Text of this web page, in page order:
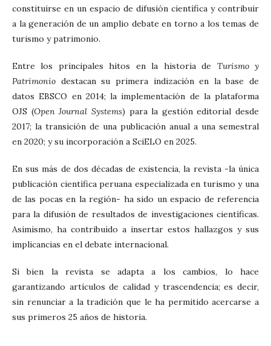
constituirse en un espacio de difusión científica y contribuir
a la generación de un amplio debate en torno a los temas de
turismo y patrimonio.
Entre los principales hitos en la historia de Turismo y
Patrimonio destacan su primera indización en la base de
datos EBSCO en 2014; la implementación de la plataforma
OJS (Open Journal Systems) para la gestión editorial desde
2017; la transición de una publicación anual a una semestral
en 2020; y su incorporación a SciELO en 2025.
En sus más de dos décadas de existencia, la revista -la única
publicación científica peruana especializada en turismo y una
de las pocas en la región- ha sido un espacio de referencia
para la difusión de resultados de investigaciones científicas.
Asimismo, ha contribuido a insertar estos hallazgos y sus
implicancias en el debate internacional.
Si bien la revista se adapta a los cambios, lo hace
garantizando artículos de calidad y trascendencia; es decir,
sin renunciar a la tradición que le ha permitido acercarse a
sus primeros 25 años de historia.